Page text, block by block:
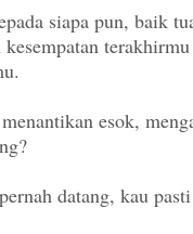
siapa pun, baik
esok,
datang, kau